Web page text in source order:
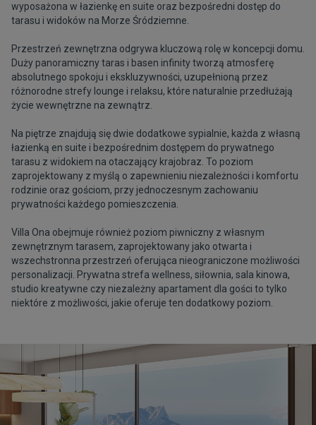
wyposażona w łazienkę en suite oraz bezpośredni dostęp do
tarasu i widoków na Morze Śródziemne.
Przestrzeń zewnętrzna odgrywa kluczową rolę w koncepcji domu.
Duży panoramiczny taras i basen infinity tworzą atmosferę
absolutnego spokoju i ekskluzywności, uzupełnioną przez
różnorodne strefy lounge i relaksu, które naturalnie przedłużają
życie wewnętrzne na zewnątrz.
Na piętrze znajdują się dwie dodatkowe sypialnie, każda z własną
łazienką en suite i bezpośrednim dostępem do prywatnego
tarasu z widokiem na otaczający krajobraz. To poziom
zaprojektowany z myślą o zapewnieniu niezależności i komfortu
rodzinie oraz gościom, przy jednoczesnym zachowaniu
prywatności każdego pomieszczenia.
Villa Ona obejmuje również poziom piwniczny z własnym
zewnętrznym tarasem, zaprojektowany jako otwarta i
wszechstronna przestrzeń oferująca nieograniczone możliwości
personalizacji. Prywatna strefa wellness, siłownia, sala kinowa,
studio kreatywne czy niezależny apartament dla gości to tylko
niektóre z możliwości, jakie oferuje ten dodatkowy poziom.